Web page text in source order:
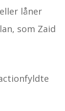
låner
som Zaid